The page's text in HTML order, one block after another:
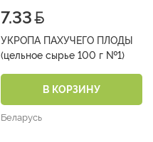
7.33
УКРОПА ПАХУЧЕГО ПЛОДЫ
(цельное сырье 100 г №1)
В КОРЗИНУ
Беларусь